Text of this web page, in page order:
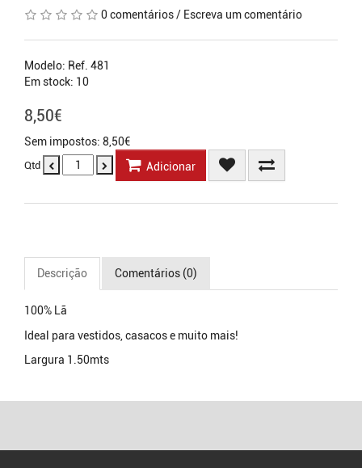
0 comentários/ Escreva um comentário
Modelo: Ref. 481
Em stock: 10
8,50€
Sem impostos: 8,50€
Qtd Adicionar
Descrição Comentários (0)
100% Lã
Ideal para vestidos, casacos e muito mais!
Largura 1.50mts